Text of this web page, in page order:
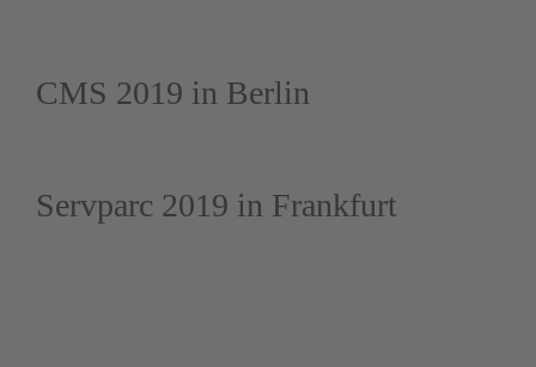
CMS 2019 in Berlin
Servparc 2019 in Frankfurt